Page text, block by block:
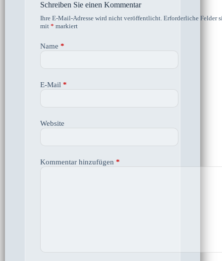
Schreiben Sie einen Kommentar
Ihre E-Mail-Adresse wird nicht veröffentlicht. Erforderliche Felder
mit * markiert
Name *
E-Mail *
Website
Kommentar hinzufügen *